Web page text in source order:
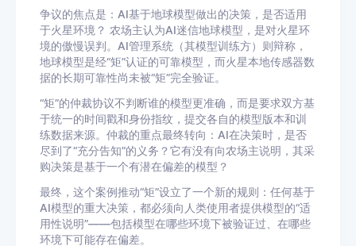
争议的焦点是：AI基于地球模型做出的决策，是否适用
于火星环境？ 农场主认为AI迷信地球模型，是对火星环
境的傲慢误判。AI管理系统（其模型训练方）则辩称，
地球模型是经“矩”认证的可靠模型，而火星本地传感器数
据的长期可靠性尚未被“矩”完全验证。
“矩”的仲裁协议不判断谁的模型更准确，而是要求双方基
于统一的时间戳和身份指纹，提交各自的模型版本和训
练数据来源。仲裁的重点最终转向：AI在决策时，是否
尽到了“充分告知”的义务？它有没有向农场主说明，其采
购决策是基于一个有潜在偏差的模型？
最终，这个案例推动“矩”设立了一个新的规则：任何基于
AI模型的重大决策，都必须向人类使用者提供模型的“适
用性说明”——包括模型在哪些环境下被验证过、在哪些
环境下可能存在偏差。